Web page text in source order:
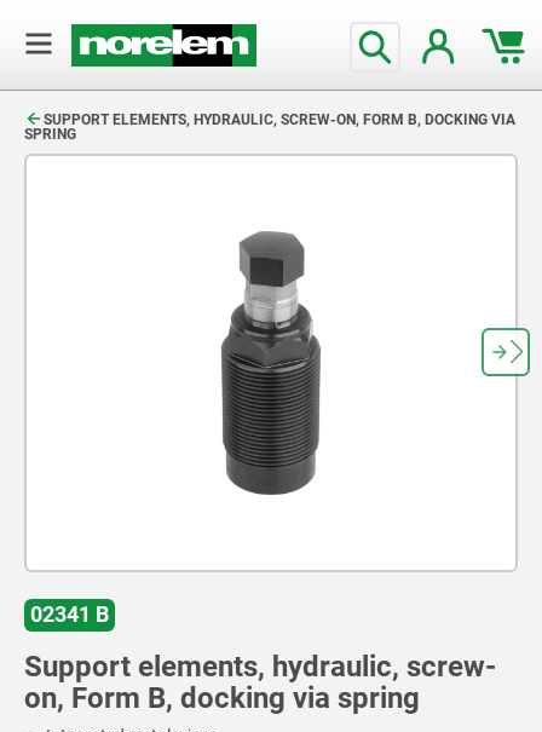
SUPPORT ELEMENTS, HYDRAULIC, SCREW-ON, FORM B, DOCKING VIA
SPRING
02341 B
Support elements, hydraulic, screw-
on, Form B, docking via spring